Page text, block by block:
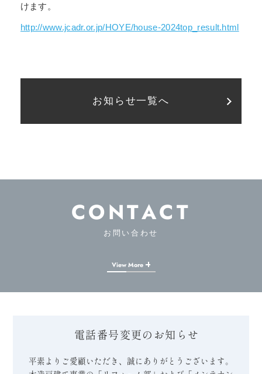
けます。
http://www.jcadr.or.jp/HOYE/house-2024top_result.html
お知らせ一覧へ
CONTACT
お問い合わせ
View More
電話番号変更のお知らせ
平素よりご愛顧いただき、誠にありがとうございます。